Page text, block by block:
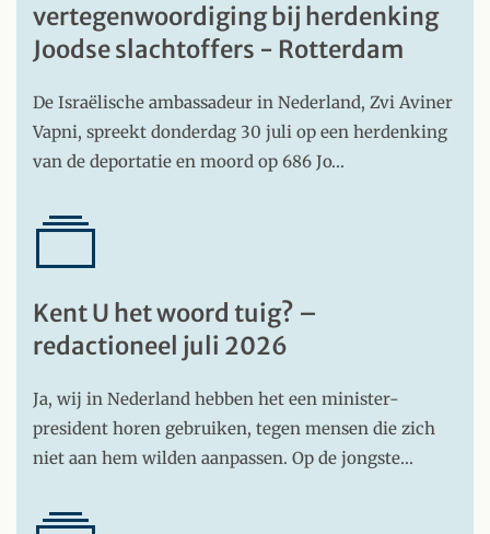
vertegenwoordiging bij herdenking
Joodse slachtoffers - Rotterdam
De Israëlische ambassadeur in Nederland, Zvi Aviner
Vapni, spreekt donderdag 30 juli op een herdenking
van de deportatie en moord op 686 Jo…
Kent U het woord tuig? –
redactioneel juli 2026
Ja, wij in Nederland hebben het een minister-
president horen gebruiken, tegen mensen die zich
niet aan hem wilden aanpassen. Op de jongste…